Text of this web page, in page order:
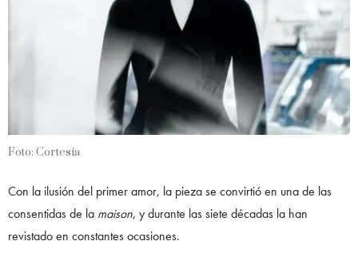
Foto: Cortesía
Con la ilusión del primer amor, la pieza se convirtió en una de las
consentidas de la maison, y durante las siete décadas la han
revistado en constantes ocasiones.